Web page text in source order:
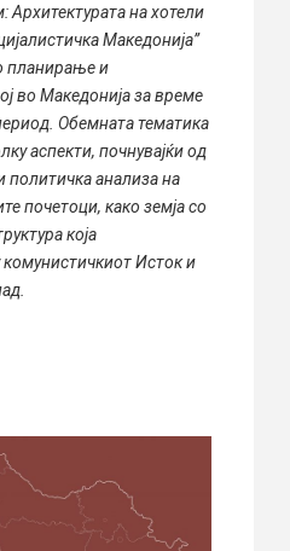
Архитектурата на хотели
Македонија”
планирање и
во Македонија за време
Обемната тематика
аспекти, почнувајќи од
политичка анализа на
почетоци, како земја со
која
Исток и